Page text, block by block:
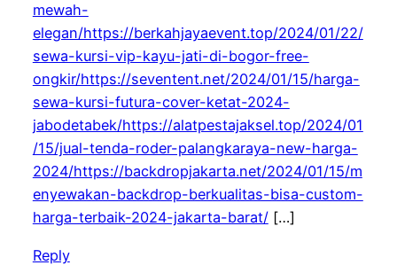
mewah-
elegan/https://berkahjayaevent.top/2024/01/22/
sewa-kursi-vip-kayu-jati-di-bogor-free-
ongkir/https://seventent.net/2024/01/15/harga-
sewa-kursi-futura-cover-ketat-2024-
jabodetabek/https://alatpestajaksel.top/2024/01
/15/jual-tenda-roder-palangkaraya-new-harga-
2024/https://backdropjakarta.net/2024/01/15/m
enyewakan-backdrop-berkualitas-bisa-custom-
harga-terbaik-2024-jakarta-barat/[…]
Reply